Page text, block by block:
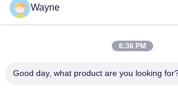
মাল্টিফাংশনাল কার পেইন্ট বেসকোট আর্দ্রতা প্রতিরোধী ইউভি
উজ্জ্বল নীল গাড়ী পেইন্ট বেসকোট এক্রাইলিক স্প্রে আবহাওয়া
Wayne
6:36 PM
Good day, what product are you looking